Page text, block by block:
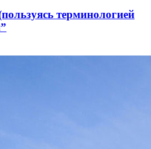
терминологией